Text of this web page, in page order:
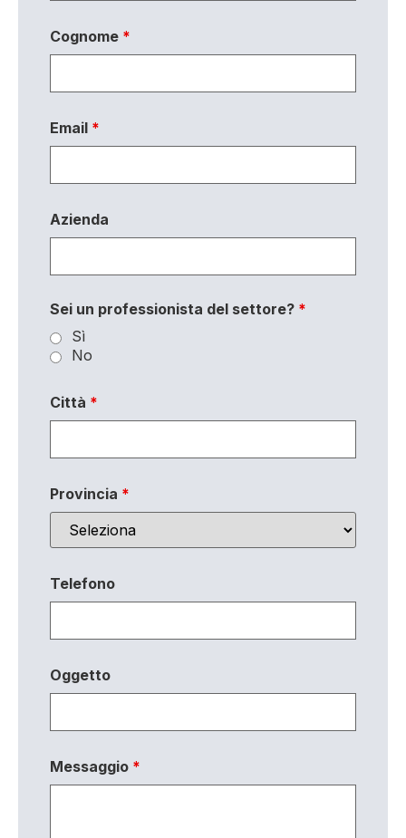
Cognome *
Email *
Azienda
Sei un professionista del settore? *
Sì
No
Città *
Provincia *
Telefono
Oggetto
Messaggio *